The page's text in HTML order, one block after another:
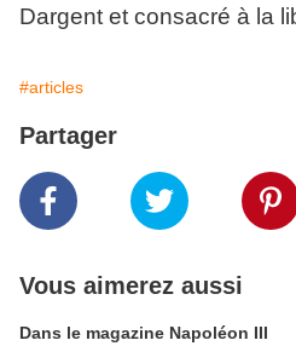
Dargent et consacré à la
#articles
Partager
Vous aimerez aussi
Dans le magazine Napoléon III